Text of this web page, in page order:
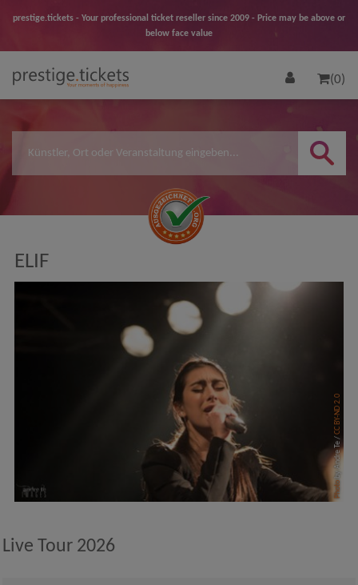
prestige.tickets - Your professional ticket reseller since 2009 - Price may be above or
below face value
(0)
ELIF
Photo
by Andre Te /
CC BY-ND 2.0
Live Tour 2026